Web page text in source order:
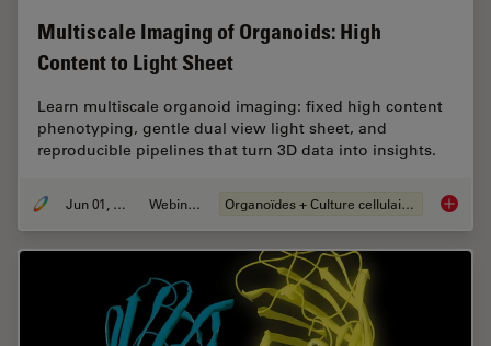
Multiscale Imaging of Organoids: High
Content to Light Sheet
Learn multiscale organoid imaging: fixed high content
phenotyping, gentle dual view light sheet, and
reproducible pipelines that turn 3D data into insights.
Jun 01, 2026 Webinaire Organoïdes + Culture cellulaire en 3D